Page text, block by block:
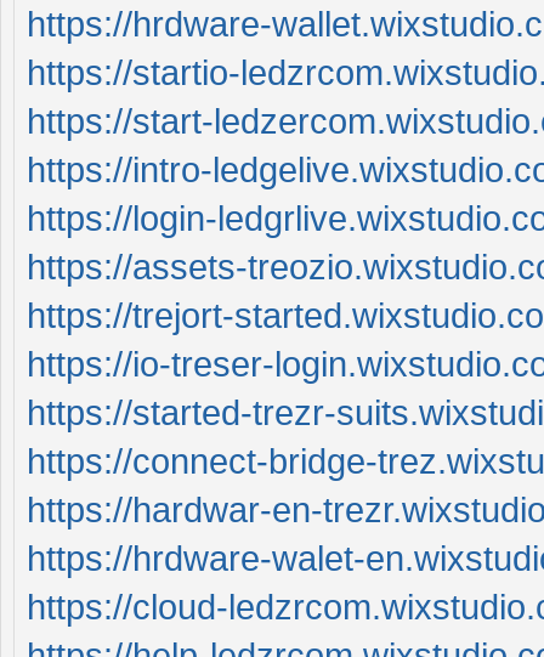
https://hrdware-
https://startio-
https://start-
https://intro-
https://login-
https://assets-
https://trejort-
https://io-treser-
https://started-trezr-
https://connect-bridge-
https://hardwar-en-
https://hrdware-walet-
https://cloud-